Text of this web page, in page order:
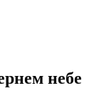
небе